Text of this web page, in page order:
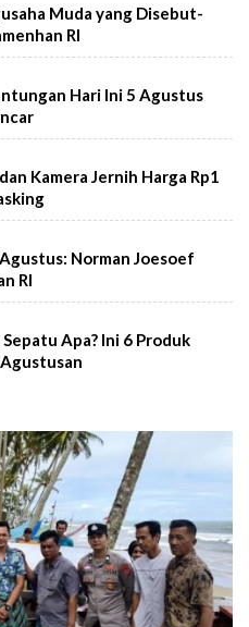
Muda yang Disebut-
RI
Hari Ini 5 Agustus
Kamera Jernih Harga Rp1
Norman Joesoef
RI
Apa? Ini 6 Produk